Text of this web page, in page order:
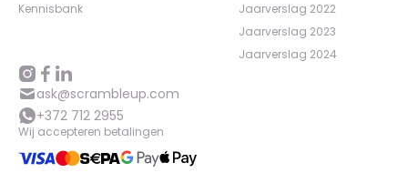
Kennisbank
Jaarverslag 2022
Jaarverslag 2023
Jaarverslag 2024
ask@scrambleup.com
+372 712 2955
Wij accepteren betalingen